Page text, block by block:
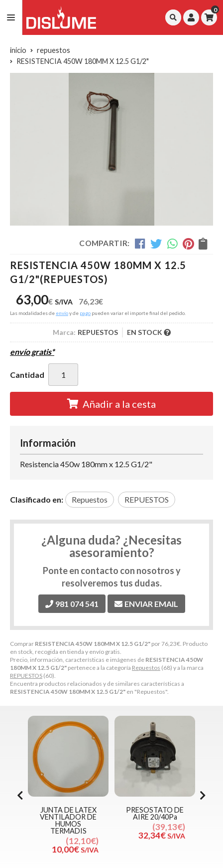
0
inicio
repuestos
RESISTENCIA 450W 180MM X 12.5 G1/2"
COMPARTIR:
RESISTENCIA 450W 180MM X 12.5
G1/2"(REPUESTOS)
76,23€
63,00€ S/IVA
Las modalidades de envíoy de pago pueden variar el importe final del pedido.
Marca: REPUESTOS EN STOCK
envío gratis*
Cantidad
Añadir a la cesta
Comprar RESISTENCIA 450W 180MM X 12.5 G1/2" por76,23€. Producto
en stock, recogida en tienda y envío gratis.
Precio, información, características e imágenes de RESISTENCIA 450W
180MM X 12.5 G1/2" pertenece a la categoría Repuestos (68) y a la marca
REPUESTOS (60).
Encuentra productos relacionados y de similares características a
RESISTENCIA 450W 180MM X 12.5 G1/2" en "Repuestos".
Información
Resistencia 450w 180mm x 12.5 G1/2"
Clasificado en: Repuestos REPUESTOS
¿Alguna duda? ¿Necesitas
asesoramiento?
Ponte en contacto con nosotros y
resolveremos tus dudas.
981 074 541 ENVIAR EMAIL
PRESOSTATO DE
AIRE 20/40Pa
32,34€
RESISTENCIA
HUMEDA 2000W
G1+1/2
50,82€
42,00€